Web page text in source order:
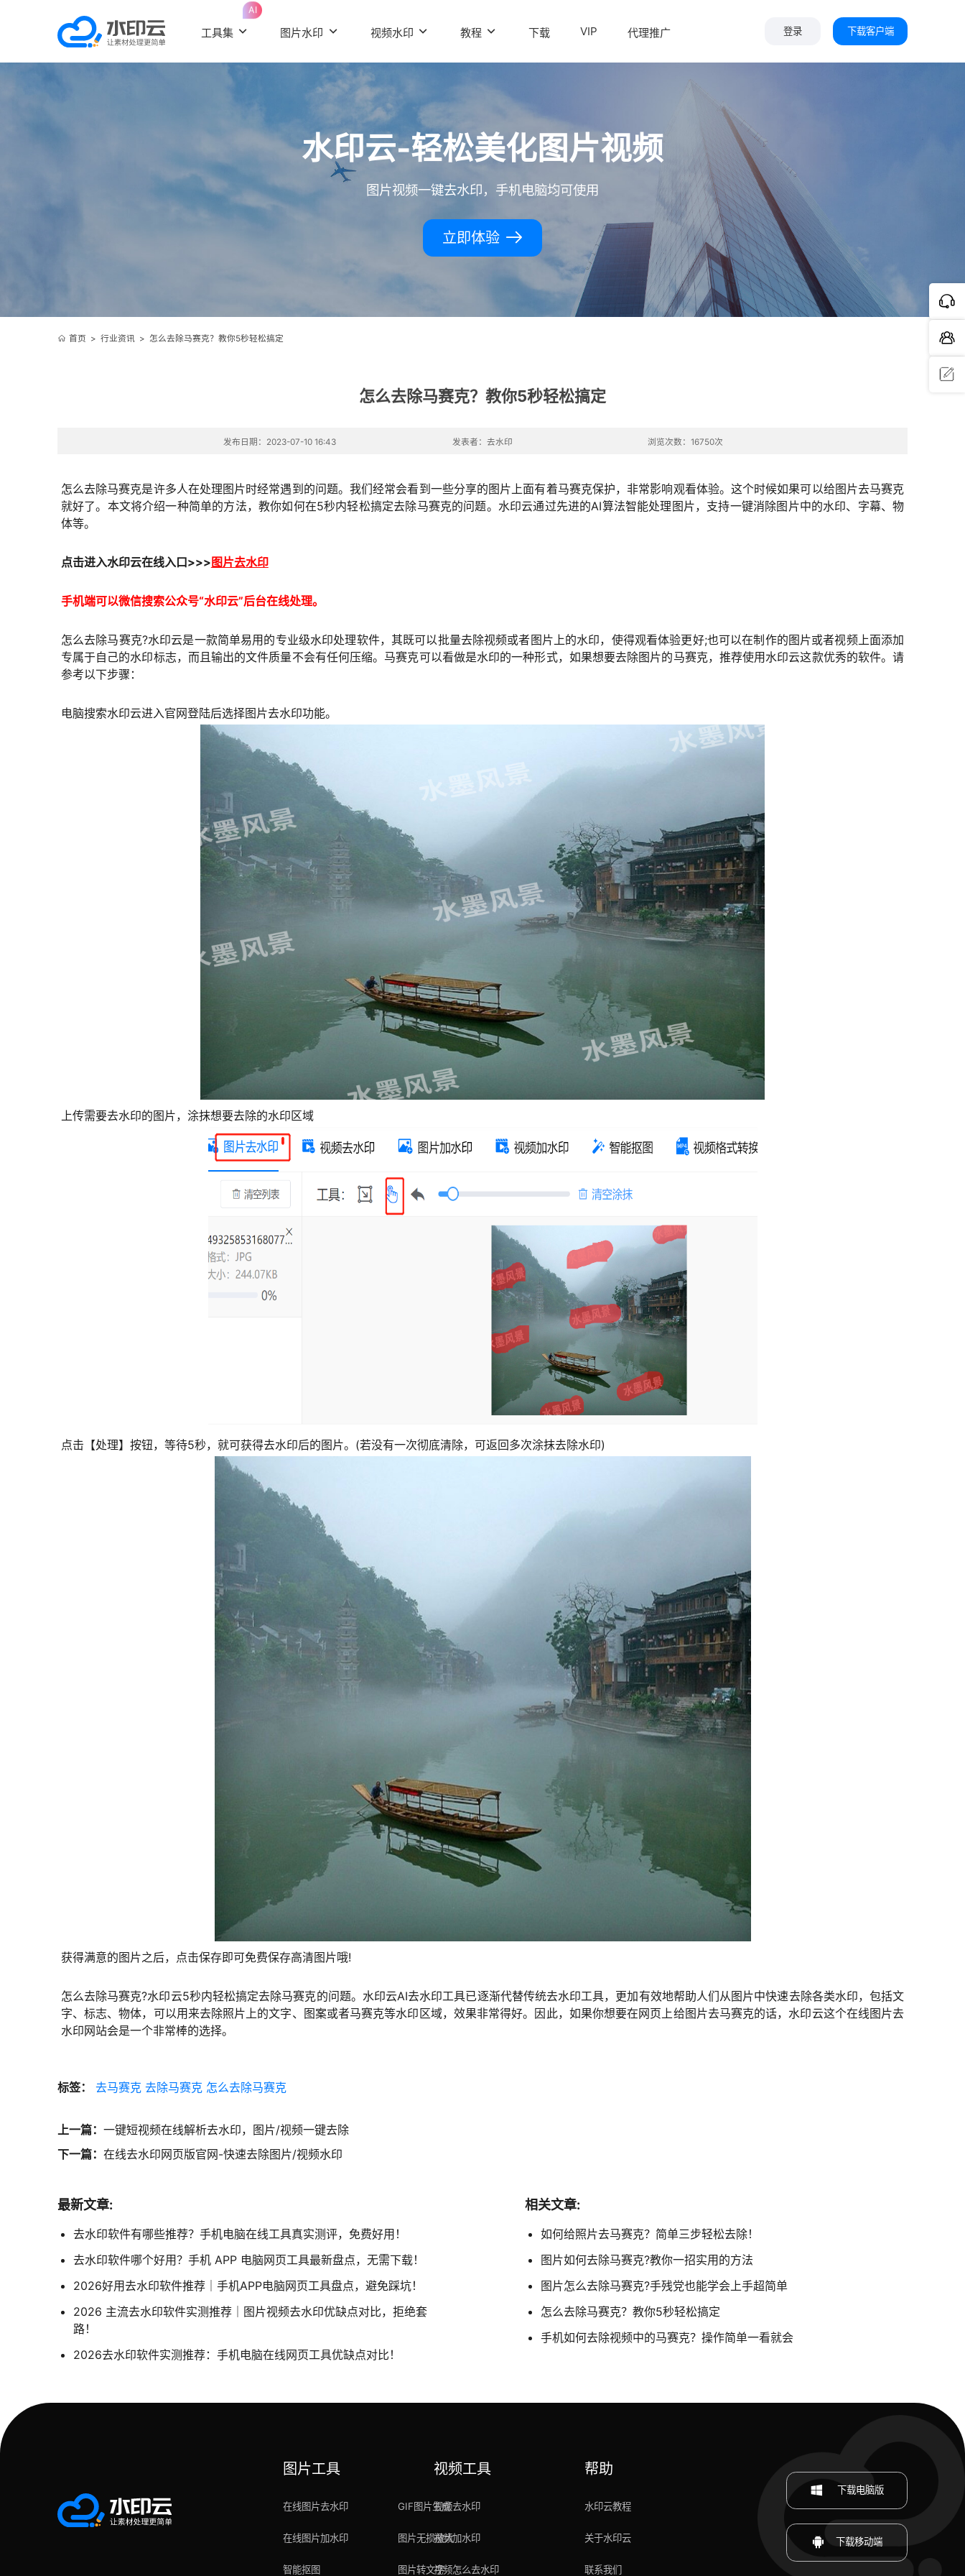
工具集
AI
图片水印 视频水印 教程 下载 VIP 代理推广 登录 下载客户端
水印云-轻松美化图片视频
图片视频一键去水印，手机电脑均可使用
立即体验
首页 > 行业资讯> 怎么去除马赛克？教你5秒轻松搞定
怎么去除马赛克？教你5秒轻松搞定
发布日期：2023-07-10 16:43 发表者：去水印 浏览次数：16750次
怎么去除马赛克是许多人在处理图片时经常遇到的问题。我们经常会看到一些分享的图片上面有着马赛克保护，非常影响观看体验。这个时候如果可以给图片去马赛克
就好了。本文将介绍一种简单的方法，教你如何在5秒内轻松搞定去除马赛克的问题。水印云通过先进的AI算法智能处理图片，支持一键消除图片中的水印、字幕、物
体等。
点击进入水印云在线入口>>>图片去水印
手机端可以微信搜索公众号“水印云”后台在线处理。
怎么去除马赛克?水印云是一款简单易用的专业级水印处理软件，其既可以批量去除视频或者图片上的水印，使得观看体验更好;也可以在制作的图片或者视频上面添加
专属于自己的水印标志，而且输出的文件质量不会有任何压缩。马赛克可以看做是水印的一种形式，如果想要去除图片的马赛克，推荐使用水印云这款优秀的软件。请
参考以下步骤：
电脑搜索水印云进入官网登陆后选择图片去水印功能。
上传需要去水印的图片，涂抹想要去除的水印区域
点击【处理】按钮，等待5秒，就可获得去水印后的图片。(若没有一次彻底清除，可返回多次涂抹去除水印)
获得满意的图片之后，点击保存即可免费保存高清图片哦!
怎么去除马赛克?水印云5秒内轻松搞定去除马赛克的问题。水印云AI去水印工具已逐渐代替传统去水印工具，更加有效地帮助人们从图片中快速去除各类水印，包括文
字、标志、物体，可以用来去除照片上的文字、图案或者马赛克等水印区域，效果非常得好。因此，如果你想要在网页上给图片去马赛克的话，水印云这个在线图片去
水印网站会是一个非常棒的选择。
标签： 去马赛克 去除马赛克 怎么去除马赛克
上一篇： 一键短视频在线解析去水印，图片/视频一键去除
下一篇： 在线去水印网页版官网-快速去除图片/视频水印
最新文章:
去水印软件有哪些推荐？手机电脑在线工具真实测评，免费好用！
去水印软件哪个好用？手机 APP 电脑网页工具最新盘点，无需下载！
2026好用去水印软件推荐｜手机APP电脑网页工具盘点，避免踩坑！
2026 主流去水印软件实测推荐｜图片视频去水印优缺点对比，拒绝套
路！
2026去水印软件实测推荐：手机电脑在线网页工具优缺点对比！
相关文章:
如何给照片去马赛克？简单三步轻松去除！
图片如何去除马赛克?教你一招实用的方法
图片怎么去除马赛克?手残党也能学会上手超简单
怎么去除马赛克？教你5秒轻松搞定
手机如何去除视频中的马赛克？操作简单一看就会
图片工具
在线图片去水印
在线图片加水印
智能抠图
GIF图片生成
图片无损放大
图片转文字
视频工具
视频去水印
视频加水印
视频怎么去水印
帮助
水印云教程
关于水印云
联系我们
下载电脑版
下载移动端